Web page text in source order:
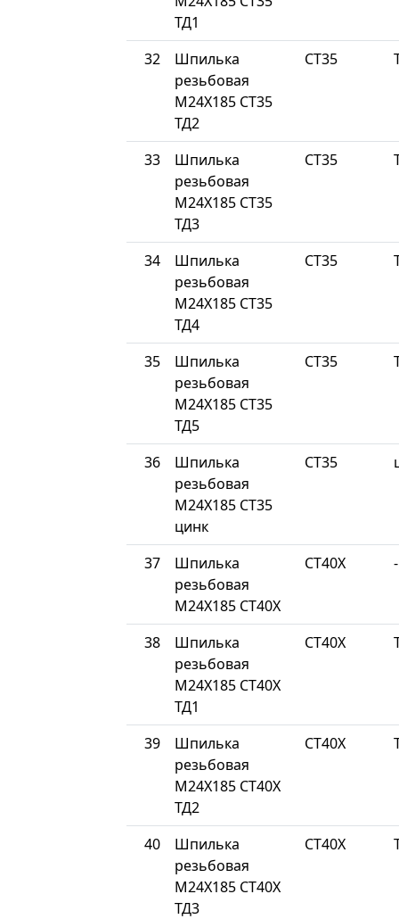
ТД1
32
Шпилька
резьбовая
М24Х185 СТ35
ТД2
СТ35
33
Шпилька
резьбовая
М24Х185 СТ35
ТД3
СТ35
34
Шпилька
резьбовая
М24Х185 СТ35
ТД4
СТ35
35
Шпилька
резьбовая
М24Х185 СТ35
ТД5
СТ35
36
Шпилька
резьбовая
М24Х185 СТ35
цинк
СТ35
37
Шпилька
резьбовая
М24Х185 СТ40Х
СТ40Х -
38
Шпилька
резьбовая
М24Х185 СТ40Х
ТД1
СТ40Х
39
Шпилька
резьбовая
М24Х185 СТ40Х
ТД2
СТ40Х
40
Шпилька
резьбовая
М24Х185 СТ40Х
ТД3
СТ40Х